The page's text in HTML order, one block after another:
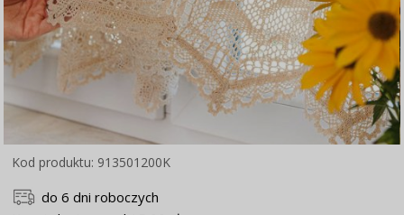
Kod produktu: 913501200K
do 6 dni roboczych